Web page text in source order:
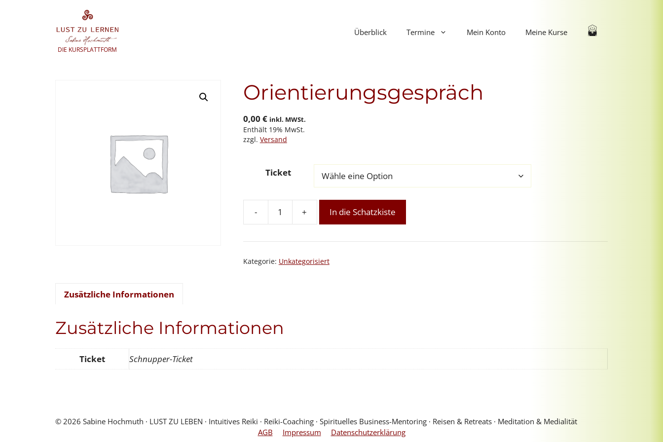
DIE KURSPLATTFORM
Überblick Termine Mein Konto Meine Kurse
Orientierungsgespräch
0,00 € inkl. MWSt.
Enthält 19% MwSt.
zzgl. Versand
Ticket
-
Orientierungsgespräch
+ In die Schatzkiste
Kategorie: Unkategorisiert
Zusätzliche Informationen
Zusätzliche Informationen
Ticket Schnupper-Ticket
AGB Impressum Datenschutzerklärung
© 2026 Sabine Hochmuth ∙ LUST ZU LEBEN ∙ Intuitives Reiki ∙ Reiki-Coaching ∙ Spirituelles Business-Mentoring ∙ Reisen & Retreats ∙ Meditation & Medialität